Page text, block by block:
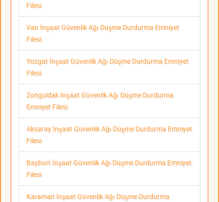
Filesi
Van İnşaat Güvenlik Ağı Düşme Durdurma Emniyet
Filesi
Yozgat İnşaat Güvenlik Ağı Düşme Durdurma Emniyet
Filesi
Zonguldak İnşaat Güvenlik Ağı Düşme Durdurma
Emniyet Filesi
Aksaray İnşaat Güvenlik Ağı Düşme Durdurma Emniyet
Filesi
Bayburt İnşaat Güvenlik Ağı Düşme Durdurma Emniyet
Filesi
Karaman İnşaat Güvenlik Ağı Düşme Durdurma